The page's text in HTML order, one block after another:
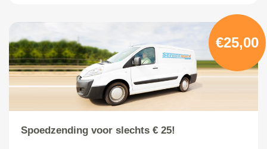
€25,00
Spoedzending voor slechts € 25!